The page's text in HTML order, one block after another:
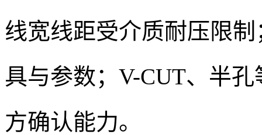
线宽线距受介质耐压限
具与参数；V-CUT、半
方确认能力。